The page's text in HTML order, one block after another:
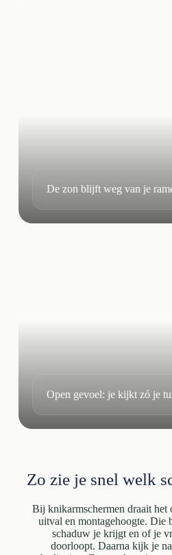
De zon blijft weg van je
Open gevoel: je kijkt zó je
Zo zie je snel welk
Bij knikarmschermen draait het
uitval en montagehoogte. Die
schaduw je krijgt en of je
doorloopt. Daarna kijk je